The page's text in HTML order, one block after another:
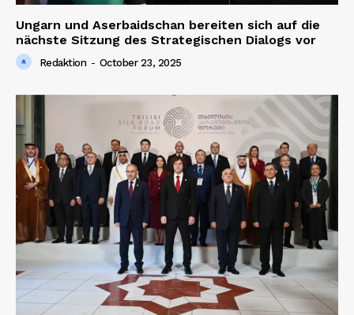
Ungarn und Aserbaidschan bereiten sich auf die
nächste Sitzung des Strategischen Dialogs vor
Redaktion - October 23, 2025